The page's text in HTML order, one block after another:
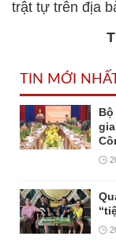
trật tự trên địa
TIN MỚI